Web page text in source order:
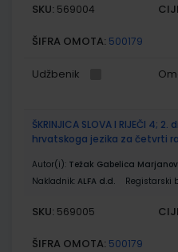
SKU: 569004
ŠIFRA OMOTA: 500179
Udžbenik
ŠKRINJICA SLOVA I RIJEČI 4;
hrvatskoga jezika za četvrti
Autor(i): Težak Gabelica
Nakladnik: ALFA d.d. Registarski
SKU: 569005
ŠIFRA OMOTA: 500179